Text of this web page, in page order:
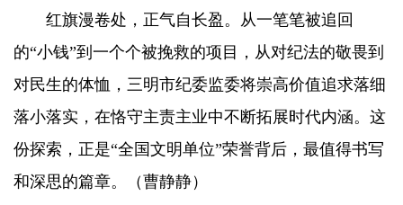
红旗漫卷处，正气自长盈。从一笔笔被追回
的“小钱”到一个个被挽救的项目，从对纪法的敬畏到
对民生的体恤，三明市纪委监委将崇高价值追求落细
落小落实，在恪守主责主业中不断拓展时代内涵。这
份探索，正是“全国文明单位”荣誉背后，最值得书写
和深思的篇章。（曹静静）